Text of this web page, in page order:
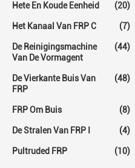
Hete En Koude Eenheid (20)
Het Kanaal Van FRP C (7)
De Reinigingsmachine
Van De Vormagent
(44)
De Vierkante Buis Van
FRP
(48)
FRP Om Buis (8)
De Stralen Van FRP I (4)
Pultruded FRP (10)